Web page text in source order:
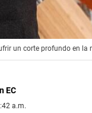
un corte profundo en la
EC
a.m.